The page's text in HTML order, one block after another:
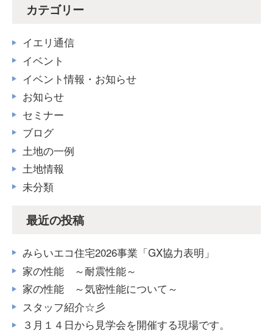
カテゴリー
イエリ通信
イベント
イベント情報・お知らせ
お知らせ
セミナー
ブログ
土地の一例
土地情報
未分類
最近の投稿
みらいエコ住宅2026事業「GX協力表明」
家の性能 ～耐震性能～
家の性能 ～気密性能について～
スタッフ紹介☆彡
３月１４日から見学会を開催する現場です。